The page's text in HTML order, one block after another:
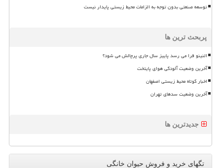
توسعه صنعتی بدون توجه به الزامات محیط زیستی پایدار نیست
پربحث ترین ها
النینو فرا می رسد پاییز سال جاری پرچالش می شود؟
آخرین وضعیت آلودگی هوای پایتخت
اخبار کوتاه محیط زیستی اصفهان
آخرین وضعیت سدهای تهران
جدیدترین ها
تگهای خرید و فروش حیوان خانگی